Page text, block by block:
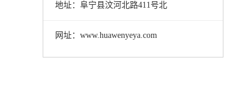
地址：阜宁县汶河北路411号北
网址：www.huawenyeya.com